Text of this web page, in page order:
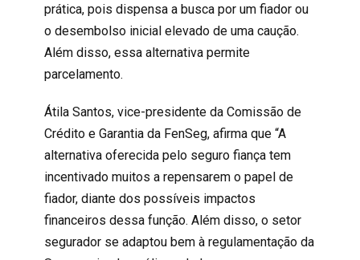
prática, pois dispensa a busca por um fiador ou
o desembolso inicial elevado de uma caução.
Além disso, essa alternativa permite
parcelamento.
Átila Santos, vice-presidente da Comissão de
Crédito e Garantia da FenSeg, afirma que “A
alternativa oferecida pelo seguro fiança tem
incentivado muitos a repensarem o papel de
fiador, diante dos possíveis impactos
financeiros dessa função. Além disso, o setor
segurador se adaptou bem à regulamentação da